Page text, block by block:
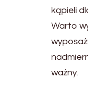
kąpieli
Warto
ważny.